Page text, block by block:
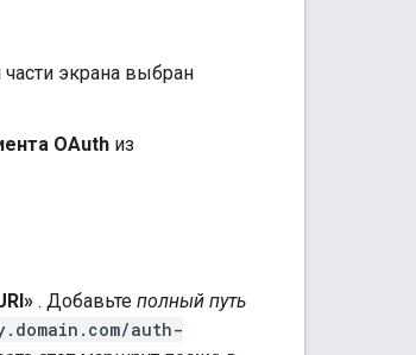
части экрана выбран
OAuth из
. Добавьте полный путь
auth-